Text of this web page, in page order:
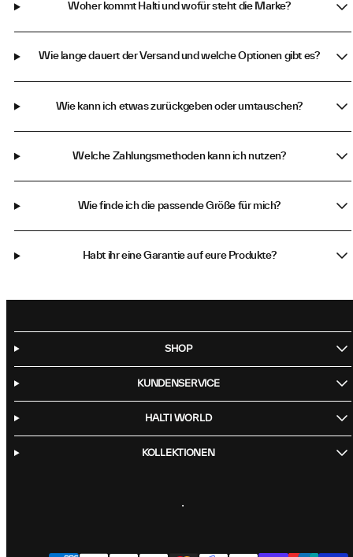
Woher kommt Halti und wofür steht die Marke?
Wie lange dauert der Versand und welche Optionen gibt es?
Wie kann ich etwas zurückgeben oder umtauschen?
Welche Zahlungsmethoden kann ich nutzen?
Wie finde ich die passende Größe für mich?
Habt ihr eine Garantie auf eure Produkte?
SHOP
KUNDENSERVICE
HALTI WORLD
KOLLEKTIONEN